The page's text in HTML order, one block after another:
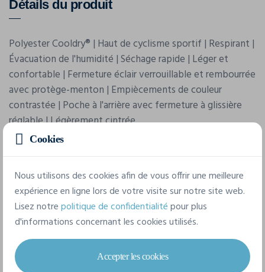
Détails du produit
Polyester Cooldry® | Haut de cyclisme sportif | Respirant |
Évacuation de l'humidité | Séchage rapide | Léger et
confortable | Fermeture éclair verrouillable et rembourrée
avec protège-menton | Empiècements de couleur
contrastée | Poche à l'arrière avec fermeture à glissière
réglable | Légèrement cintrée
Cookies
Nous utilisons des cookies afin de vous offrir une meilleure
expérience en ligne lors de votre visite sur notre site web.
Lisez notrepolitique de confidentialitépour plus
d'informations concernant les cookies utilisés.
Accepter les cookies